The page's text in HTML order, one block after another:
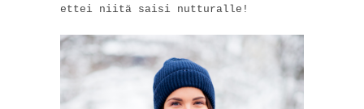
ettei niitä saisi nutturalle!